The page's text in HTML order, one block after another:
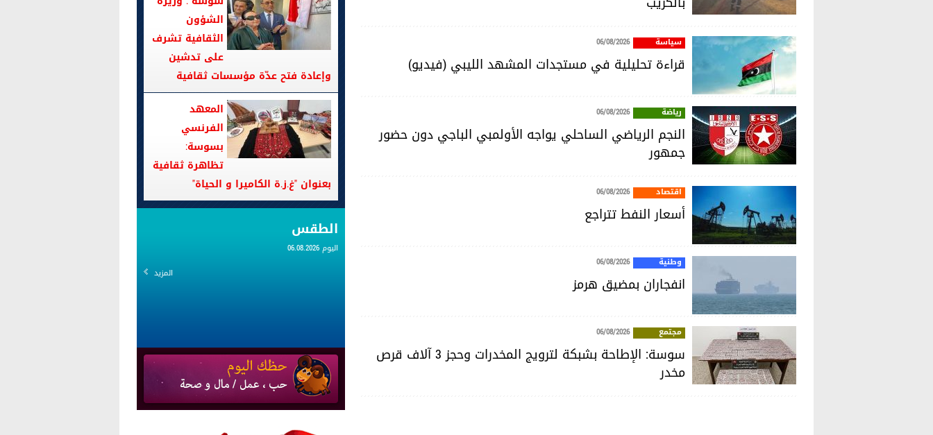
سياسة 06/08/2026
قراءة تحليلية في مستجدات المشهد الليبي (فيديو)
رياضة 06/08/2026
النجم الرياضي الساحلي يواجه الأولمبي الباجي دون حضور
جمهور
اقتصاد 06/08/2026
أسعار النفط تتراجع
وطنية 06/08/2026
انفجاران بمضيق هرمز
مجتمع 06/08/2026
سوسة: الإطاحة بشبكة لترويج المخدرات وحجز 3 آلاف قرص
مخدر
الشؤون
الثقافية تشرف
على تدشين
وإعادة فتح عدّة مؤسسات ثقافية
المعهد
الفرنسي
بسوسة:
تظاهرة ثقافية
بعنوان "غ.ز.ة الكاميرا و الحياة"
الطقس
اليوم 06.08.2026
المزيد